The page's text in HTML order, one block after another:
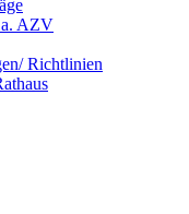
AZV
Richtlinien